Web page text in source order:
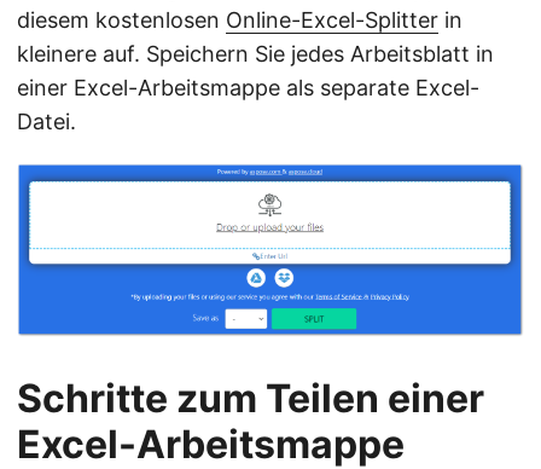
diesem kostenlosen Online-Excel-Splitter in
kleinere auf. Speichern Sie jedes Arbeitsblatt in
einer Excel-Arbeitsmappe als separate Excel-
Datei.
Schritte zum Teilen einer
Excel-Arbeitsmappe